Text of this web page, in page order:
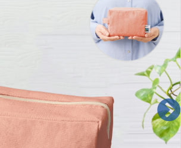
？
展途上国の原料や製品を適正な価格で購
うな国の人々の生活改善や自立を支援す
るコットンもフェアトレード認証生産者
された認証コットンです。
認証コットンラベルとは？
証ラベルは、その原料が生産されてか
造工程を経て「国際フェアトレード認証
なるまでの各工程で、国際フェアトレー